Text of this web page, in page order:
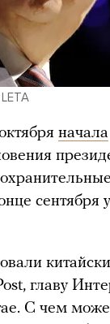
начала
сентября
главу
С чем